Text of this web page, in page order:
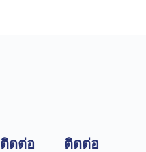
ติดต่อ
ติดต่อ